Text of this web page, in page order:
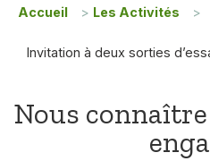
Accueil > Les Activités >
Invitation à deux sorties
Nous